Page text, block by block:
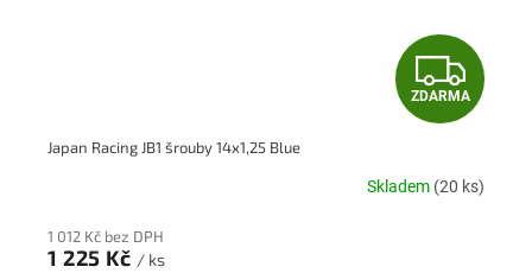
Z
D
A
ZDARMA
Japan Racing JB1 šrouby 14x1,25 Blue
Skladem (20 ks)
1 012 Kč bez DPH
1 225 Kč / ks